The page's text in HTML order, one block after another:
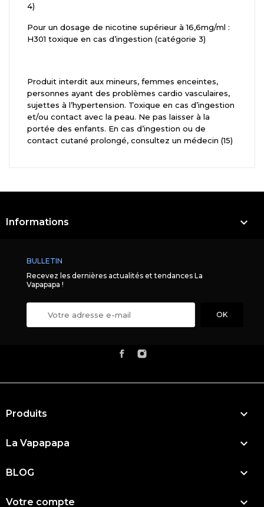
4)
Pour un dosage de nicotine supérieur à 16,6mg/ml :
H301 toxique en cas d’ingestion (catégorie 3)
Produit interdit aux mineurs, femmes enceintes,
personnes ayant des problèmes cardio vasculaires,
sujettes à l’hypertension. Toxique en cas d’ingestion
et/ou contact avec la peau. Ne pas laisser à la
portée des enfants. En cas d’ingestion ou de
contact cutané prolongé, consultez un médecin (15)
Informations 
BULLETIN
Recevez les dernières actualités et tendances La
Vapapapa !
Produits 
La Vapapapa 
BLOG 
Votre compte 